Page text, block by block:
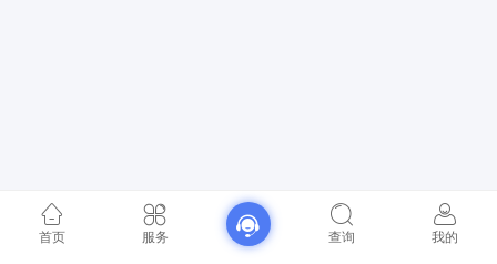
首页 服务 查询 我的